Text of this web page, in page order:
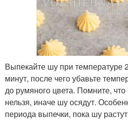
Выпекайте шу при температуре
минут, после чего убавьте
до румяного цвета. Помните, что
нельзя, иначе шу осядут.
периода выпечки, пока шу